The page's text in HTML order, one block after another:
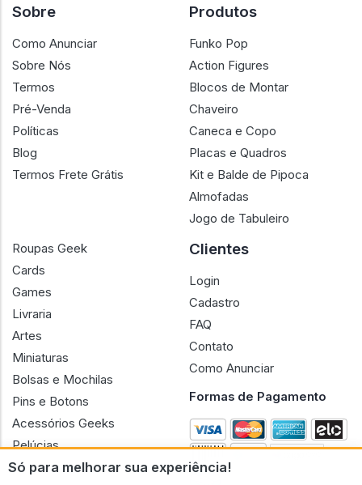
Só para melhorar sua experiência!
Sobre
Como Anunciar
Sobre Nós
Termos
Pré-Venda
Políticas
Blog
Termos Frete Grátis
Produtos
Funko Pop
Action Figures
Blocos de Montar
Chaveiro
Caneca e Copo
Placas e Quadros
Kit e Balde de Pipoca
Almofadas
Jogo de Tabuleiro
Roupas Geek
Cards
Games
Livraria
Artes
Miniaturas
Bolsas e Mochilas
Pins e Botons
Acessórios Geeks
Pelúcias
Bonecas
Clientes
Login
Cadastro
FAQ
Contato
Como Anunciar
Formas de Pagamento